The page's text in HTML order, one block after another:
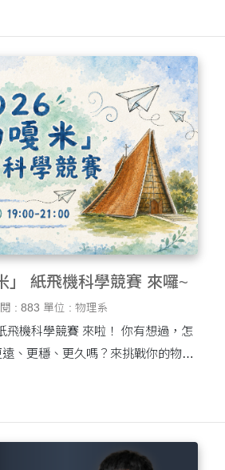
」 紙飛機科學競賽 來囉~
: 883 單位 : 物理系
學競賽 來啦！ 你有想過，怎
、更穩、更久嗎？來挑戰你的物理
有對科學、飛行或手作有....